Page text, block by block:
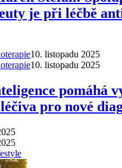
je při léčbě
10. listopadu 2025
10. listopadu 2025
pomáhá
pro nové